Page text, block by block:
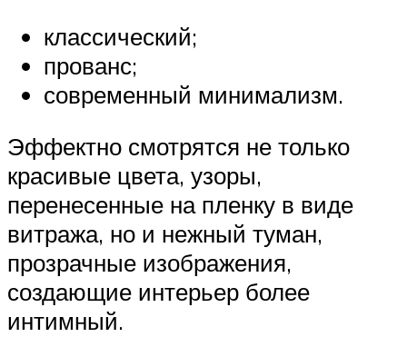
классический;
прованс;
современный минимализм.
Эффектно смотрятся не только
красивые цвета, узоры,
перенесенные на пленку в виде
витража, но и нежный туман,
прозрачные изображения,
создающие интерьер более
интимный.